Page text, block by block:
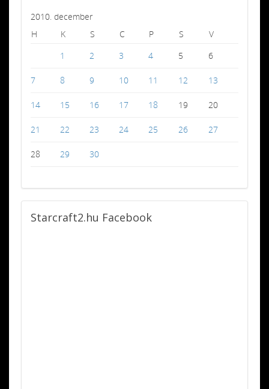
2010. december
H
K S C P S
V
1
2 3 4 5 6
7 8 9 10 11 12 13
14 15 16 17 18 19 20
21 22 23 24 25 26 27
28 29 30
Starcraft2.hu Facebook